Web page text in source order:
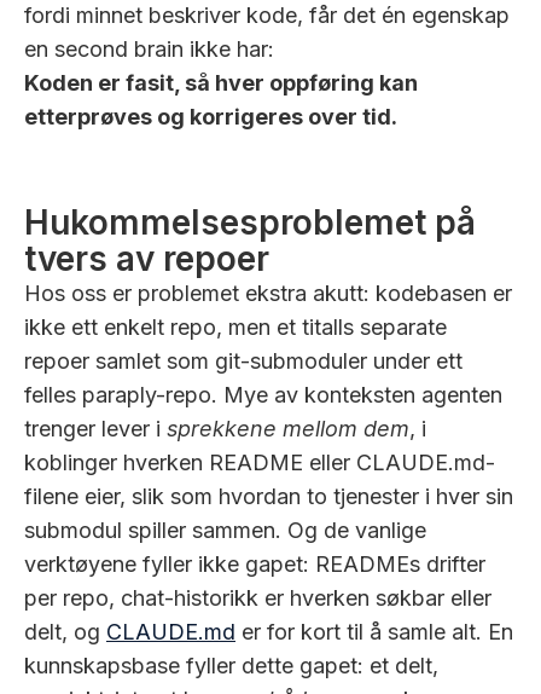
fordi minnet beskriver kode, får det én egenskap
en second brain ikke har:
Koden er fasit, så hver oppføring kan
etterprøves og korrigeres over tid.
Hukommelsesproblemet på
tvers av repoer
Hos oss er problemet ekstra akutt: kodebasen er
ikke ett enkelt repo, men et titalls separate
repoer samlet som git-submoduler under ett
felles paraply-repo. Mye av konteksten agenten
trenger lever i sprekkene mellom dem, i
koblinger hverken README eller CLAUDE.md-
filene eier, slik som hvordan to tjenester i hver sin
submodul spiller sammen. Og de vanlige
verktøyene fyller ikke gapet: READMEs drifter
per repo, chat-historikk er hverken søkbar eller
delt, og CLAUDE.md er for kort til å samle alt. En
kunnskapsbase fyller dette gapet: et delt,